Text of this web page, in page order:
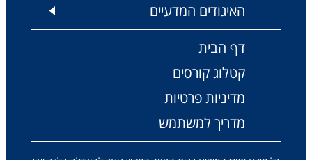
האיגודים המדעיים
דף הבית
קטלוג קורסים
מדיניות פרטיות
מדריך למשתמש